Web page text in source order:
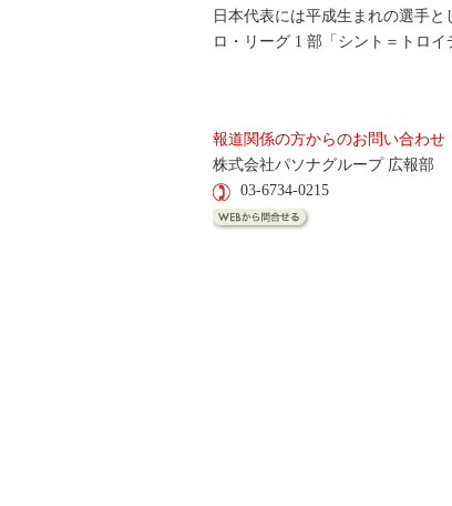
日本代表には平成生まれの選手
ロ・リーグ 1 部「シント＝トロ
報道関係の方からのお問い合わせ
株式会社パソナグループ 広報部
03-6734-0215